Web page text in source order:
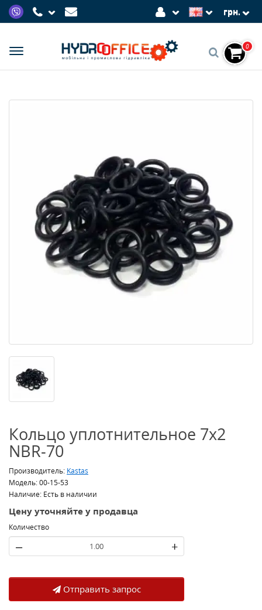
грн.
0
Кольцо уплотнительное 7x2
NBR-70
Производитель: Kastas
Модель: 00-15-53
Наличие: Есть в наличии
Цену уточняйте у продавца
Количество
– +
Отправить запрос